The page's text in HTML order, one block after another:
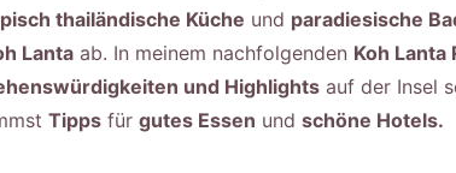
thailändische Küche und paradiesische
Lanta ab. In meinem nachfolgenden Koh Lanta
und Highlights auf der Insel
Tipps für gutes Essen und schöne Hotels.